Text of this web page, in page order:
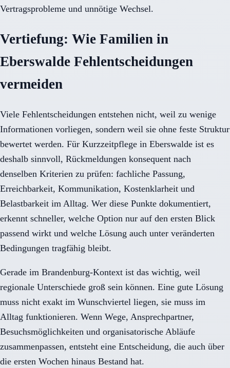
Vertragsprobleme und unnötige Wechsel.
Vertiefung: Wie Familien in
Eberswalde Fehlentscheidungen
vermeiden
Viele Fehlentscheidungen entstehen nicht, weil zu wenige
Informationen vorliegen, sondern weil sie ohne feste Struktur
bewertet werden. Für Kurzzeitpflege in Eberswalde ist es
deshalb sinnvoll, Rückmeldungen konsequent nach
denselben Kriterien zu prüfen: fachliche Passung,
Erreichbarkeit, Kommunikation, Kostenklarheit und
Belastbarkeit im Alltag. Wer diese Punkte dokumentiert,
erkennt schneller, welche Option nur auf den ersten Blick
passend wirkt und welche Lösung auch unter veränderten
Bedingungen tragfähig bleibt.
Gerade im Brandenburg-Kontext ist das wichtig, weil
regionale Unterschiede groß sein können. Eine gute Lösung
muss nicht exakt im Wunschviertel liegen, sie muss im
Alltag funktionieren. Wenn Wege, Ansprechpartner,
Besuchsmöglichkeiten und organisatorische Abläufe
zusammenpassen, entsteht eine Entscheidung, die auch über
die ersten Wochen hinaus Bestand hat.